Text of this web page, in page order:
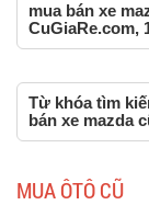
mua bán xe
CuGiaRe.com,
Từ khóa tìm
bán xe mazda
MUA ÔTÔ CŨ